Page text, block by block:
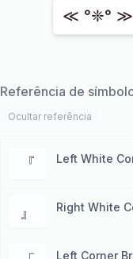
≪ °❈° ≫
Referência de
Ocultar referência
『 Left White
』 Right White
Left Corner